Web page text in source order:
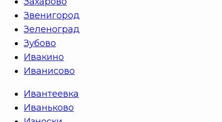
Звенигород
Зеленоград
Зубово
Ивакино
Иванисово
Ивантеевка
Иваньково